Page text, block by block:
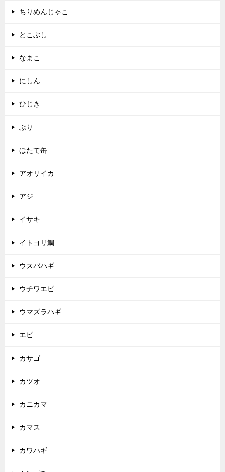
ちりめんじゃこ
とこぶし
なまこ
にしん
ひじき
ぶり
ほたて缶
アオリイカ
アジ
イサキ
イトヨリ鯛
ウスバハギ
ウチワエビ
ウマズラハギ
エビ
カサゴ
カツオ
カニカマ
カマス
カワハギ